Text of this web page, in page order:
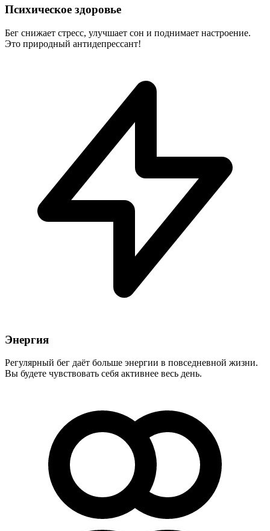
Психическое здоровье
Бег снижает стресс, улучшает сон и поднимает настроение.
Это природный антидепрессант!
Энергия
Регулярный бег даёт больше энергии в повседневной жизни.
Вы будете чувствовать себя активнее весь день.